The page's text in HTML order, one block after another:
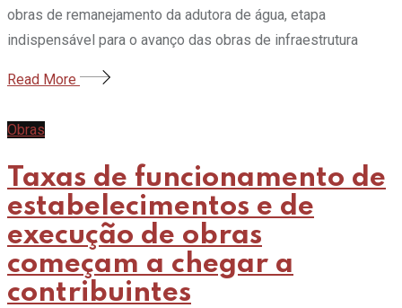
obras de remanejamento da adutora de água, etapa
indispensável para o avanço das obras de infraestrutura
Read More
Obras
Taxas de funcionamento de
estabelecimentos e de
execução de obras
começam a chegar a
contribuintes